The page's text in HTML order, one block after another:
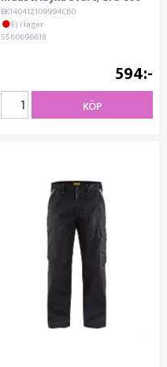
BK140412109994C60
Ej i lager
5560696618
594
KÖP